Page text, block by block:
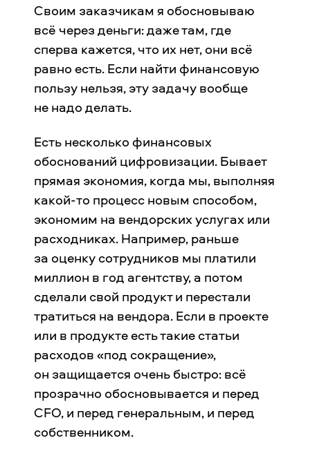
Своим заказчикам я обосновываю
всё через деньги: даже там, где
сперва кажется, что их нет, они всё
равно есть. Если найти финансовую
пользу нельзя, эту задачу вообще
не надо делать.
Есть несколько финансовых
обоснований цифровизации. Бывает
прямая экономия, когда мы, выполняя
какой-то процесс новым способом,
экономим на вендорских услугах или
расходниках. Например, раньше
за оценку сотрудников мы платили
миллион в год агентству, а потом
сделали свой продукт и перестали
тратиться на вендора. Если в проекте
или в продукте есть такие статьи
расходов «под сокращение»,
он защищается очень быстро: всё
прозрачно обосновывается и перед
CFO, и перед генеральным, и перед
собственником.